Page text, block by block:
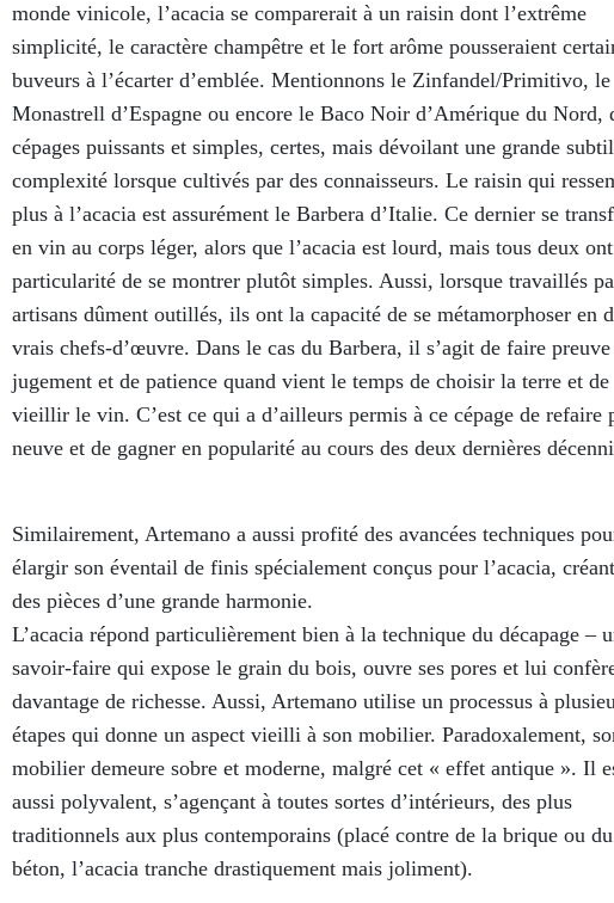
monde vinicole, l’acacia se comparerait à un raisin dont l’extrême
simplicité, le caractère champêtre et le fort arôme pousseraient
buveurs à l’écarter d’emblée. Mentionnons le Zinfandel/Primitivo, le
Monastrell d’Espagne ou encore le Baco Noir d’Amérique du Nord,
cépages puissants et simples, certes, mais dévoilant une grande
complexité lorsque cultivés par des connaisseurs. Le raisin qui
plus à l’acacia est assurément le Barbera d’Italie. Ce dernier se
en vin au corps léger, alors que l’acacia est lourd, mais tous deux
particularité de se montrer plutôt simples. Aussi, lorsque travaillés
artisans dûment outillés, ils ont la capacité de se métamorphoser en
vrais chefs-d’œuvre. Dans le cas du Barbera, il s’agit de faire preuve
jugement et de patience quand vient le temps de choisir la terre et de
vieillir le vin. C’est ce qui a d’ailleurs permis à ce cépage de refaire
neuve et de gagner en popularité au cours des deux dernières
Similairement, Artemano a aussi profité des avancées techniques
élargir son éventail de finis spécialement conçus pour l’acacia,
des pièces d’une grande harmonie.
L’acacia répond particulièrement bien à la technique du décapage –
savoir-faire qui expose le grain du bois, ouvre ses pores et lui
davantage de richesse. Aussi, Artemano utilise un processus à
étapes qui donne un aspect vieilli à son mobilier. Paradoxalement,
mobilier demeure sobre et moderne, malgré cet « effet antique ». Il
aussi polyvalent, s’agençant à toutes sortes d’intérieurs, des plus
traditionnels aux plus contemporains (placé contre de la brique ou du
béton, l’acacia tranche drastiquement mais joliment).